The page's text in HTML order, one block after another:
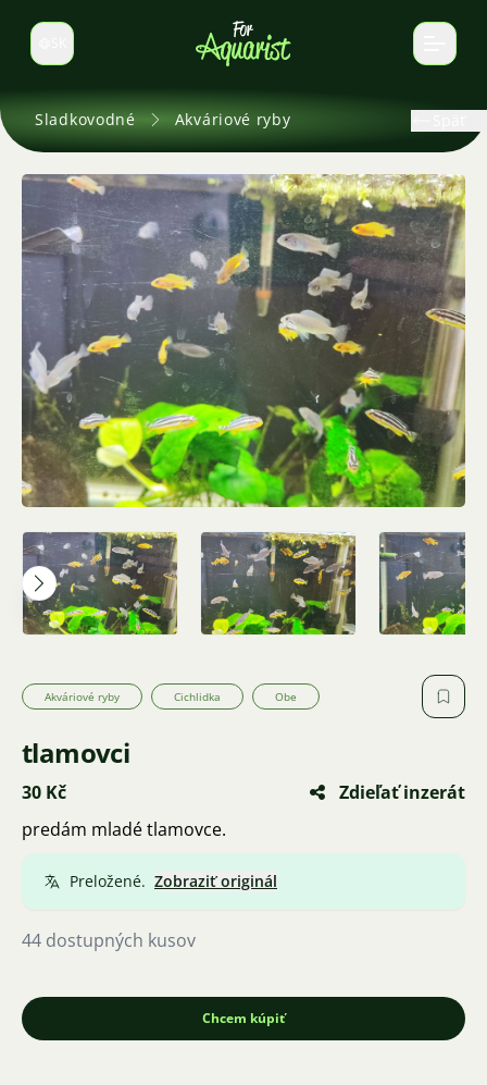
Prepnúť jazyk
Sladkovodné Akváriové ryby
Akváriové ryby Cichlidka Obe
tlamovci
30 Kč
Zdieľať inzerát
predám mladé tlamovce.
Preložené. Zobraziť originál
44 dostupných kusov
Chcem kúpiť